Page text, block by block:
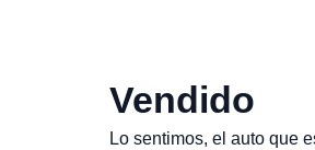
Vendido
Lo sentimos, el auto que